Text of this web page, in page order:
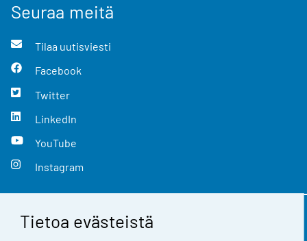
Tietoa evästeistä
Seuraa meitä
Tilaa uutisviesti
Facebook
Twitter
LinkedIn
YouTube
Instagram
Yhteystiedot